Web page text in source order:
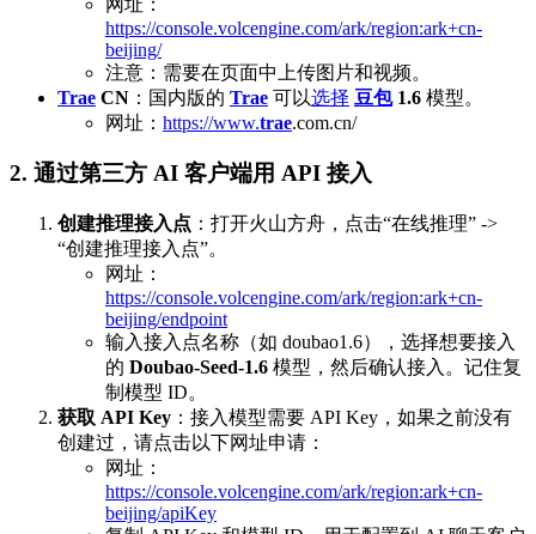
https://console.volcengine.com/ark/region:ark+cn-
beijing/
注意：需要在页面中上传图片和视频。
Trae CN ：国内版的 Trae 可以选择 豆包1.6 模型。
网址： https://www.trae.com.cn/
2. 通过第三方 AI 客户端用 API 接入
创建推理接入点 ：打开火山方舟，点击“在线推理” ->
“创建推理接入点”。
网址：
https://console.volcengine.com/ark/region:ark+cn-
beijing/endpoint
输入接入点名称（如 doubao1.6），选择想要接入
的 Doubao-Seed-1.6 模型，然后确认接入。记住复
制模型 ID。
获取 API Key ：接入模型需要 API Key，如果之前没有
创建过，请点击以下网址申请：
网址：
https://console.volcengine.com/ark/region:ark+cn-
beijing/apiKey